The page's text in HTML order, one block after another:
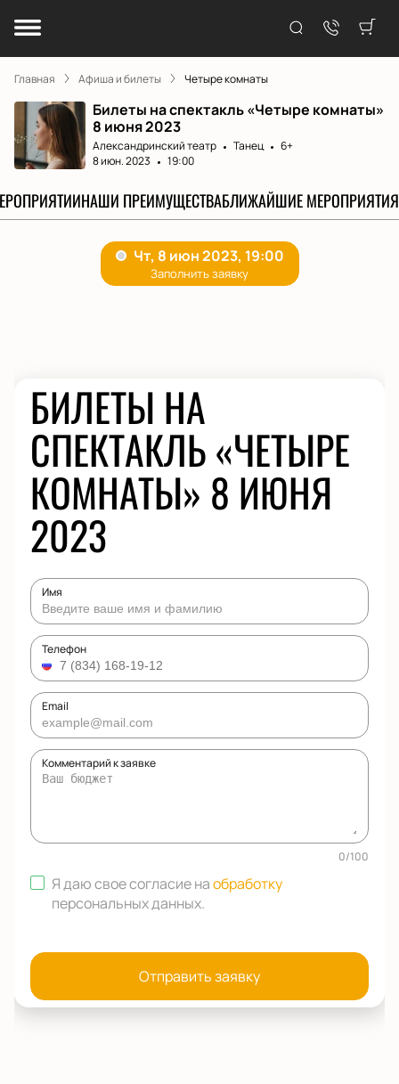
Главная Афиша и билеты Четыре комнаты
Билеты на спектакль «Четыре комнаты»
8 июня 2023
Александринский театр Танец
6+
8 июн. 2023
19:00
НАШИ ПРЕИМУЩЕСТВАБЛИЖАЙШИЕ МЕРОПРИЯТИЯ
БИЛЕТЫ НА
СПЕКТАКЛЬ «ЧЕТЫРЕ
КОМНАТЫ» 8 ИЮНЯ
2023
Имя
Телефон
Email
Комментарий к заявке
0/100
Я даю свое согласие наобработку
персональных данных.
Отправить заявку